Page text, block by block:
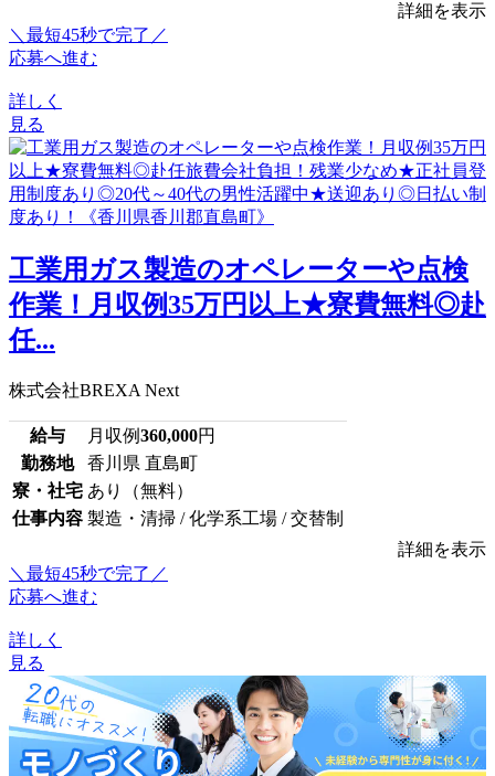
詳細を表示
＼最短45秒で完了／
応募へ進む
詳しく
見る
工業用ガス製造のオペレーターや点検
作業！月収例35万円以上★寮費無料◎赴
任...
株式会社BREXA Next
給与 月収例360,000円
勤務地
香川県 直島町
寮・社宅 あり（無料）
仕事内容 製造・清掃 / 化学系工場 / 交替制
詳細を表示
＼最短45秒で完了／
応募へ進む
詳しく
見る